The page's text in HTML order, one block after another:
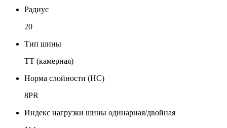
Радиус
20
Тип шины
TT (камерная)
Норма слойности (НС)
8PR
Индекс нагрузки шины одинарная/двойная